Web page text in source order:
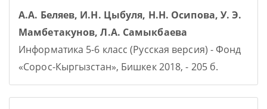
А.А. Беляев, И.Н. Цыбуля, Н.Н. Осипова, У. Э.
Мамбетакунов, Л.А. Самыкбаева
Информатика 5-6 класс (Русская версия) - Фонд
«Сорос-Кыргызстан», Бишкек 2018, - 205 б.